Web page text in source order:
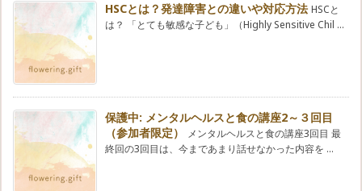
HSCとは？発達障害との違いや対応方法 HSCと
は？ 「とても敏感な子ども」（Highly Sensitive Chil ...
保護中: メンタルヘルスと食の講座2～３回目
（参加者限定）
メンタルヘルスと食の講座3回目 最
終回の3回目は、今まであまり話せなかった内容を ...